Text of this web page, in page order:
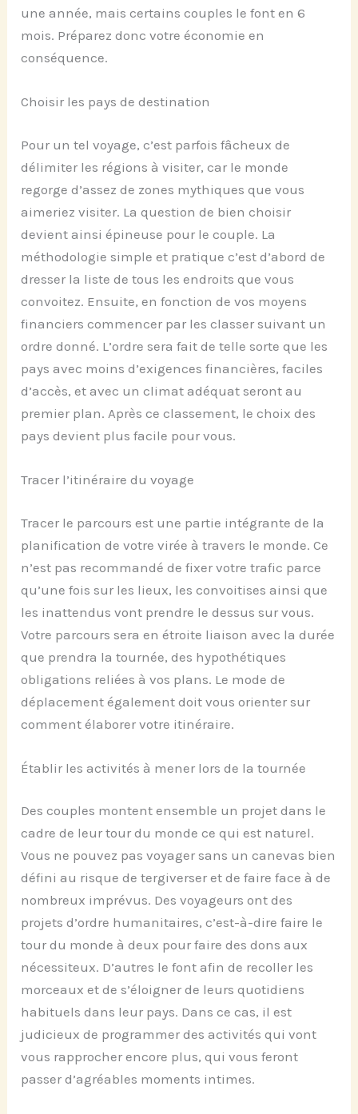
une année, mais certains couples le font en 6
mois. Préparez donc votre économie en
conséquence.
Choisir les pays de destination
Pour un tel voyage, c’est parfois fâcheux de
délimiter les régions à visiter, car le monde
regorge d’assez de zones mythiques que vous
aimeriez visiter. La question de bien choisir
devient ainsi épineuse pour le couple. La
méthodologie simple et pratique c’est d’abord de
dresser la liste de tous les endroits que vous
convoitez. Ensuite, en fonction de vos moyens
financiers commencer par les classer suivant un
ordre donné. L’ordre sera fait de telle sorte que les
pays avec moins d’exigences financières, faciles
d’accès, et avec un climat adéquat seront au
premier plan. Après ce classement, le choix des
pays devient plus facile pour vous.
Tracer l’itinéraire du voyage
Tracer le parcours est une partie intégrante de la
planification de votre virée à travers le monde. Ce
n’est pas recommandé de fixer votre trafic parce
qu’une fois sur les lieux, les convoitises ainsi que
les inattendus vont prendre le dessus sur vous.
Votre parcours sera en étroite liaison avec la durée
que prendra la tournée, des hypothétiques
obligations reliées à vos plans. Le mode de
déplacement également doit vous orienter sur
comment élaborer votre itinéraire.
Établir les activités à mener lors de la tournée
Des couples montent ensemble un projet dans le
cadre de leur tour du monde ce qui est naturel.
Vous ne pouvez pas voyager sans un canevas bien
défini au risque de tergiverser et de faire face à de
nombreux imprévus. Des voyageurs ont des
projets d’ordre humanitaires, c’est-à-dire faire le
tour du monde à deux pour faire des dons aux
nécessiteux. D’autres le font afin de recoller les
morceaux et de s’éloigner de leurs quotidiens
habituels dans leur pays. Dans ce cas, il est
judicieux de programmer des activités qui vont
vous rapprocher encore plus, qui vous feront
passer d’agréables moments intimes.